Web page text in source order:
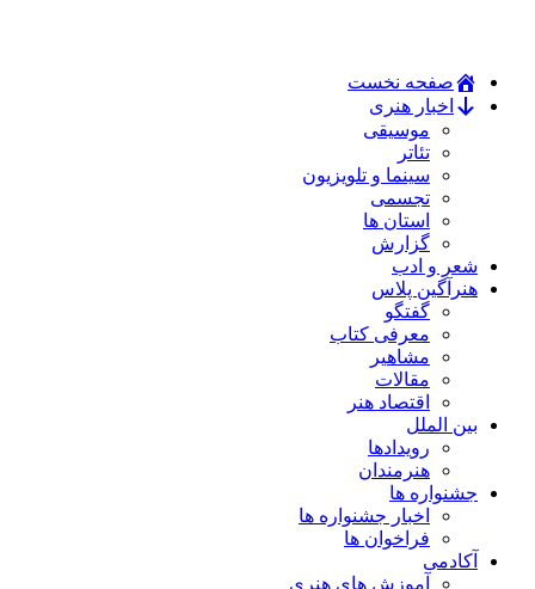
صفحه نخست
اخبار هنری
موسیقی
تئاتر
سینما و تلویزیون
تجسمی
استان ها
گزارش
شعر و ادب
هنرآگین پلاس
گفتگو
معرفی کتاب
مشاهیر
مقالات
اقتصاد هنر
بین الملل
رویدادها
هنرمندان
جشنواره ها
اخبار جشنواره ها
فراخوان ها
آکادمی
آموزش های هنری